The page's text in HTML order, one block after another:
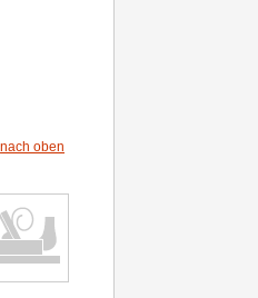
nach oben